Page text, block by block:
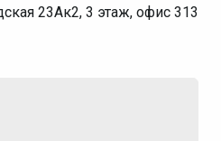
23Ак2, 3 этаж, офис 313